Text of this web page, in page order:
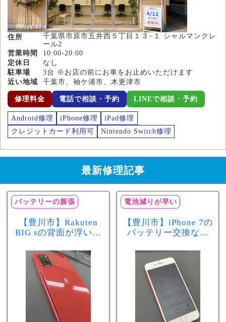
住所
千葉県市原市五井西５丁目１３−１ シャルマンクレ
ール2
営業時間
10:00-20:00
定休日
なし
駐車場
3台 ※お店の前にお車をお止めいただけます
近い地域
千葉市、袖ケ浦市、木更津市
修理料金 電話で相談・予約 LINEで相談・予約
Android修理 iPhone修理
iPad修理
クレジットカード利用可
Nintendo Switch修理
最新修理記事
バッテリーの膨張
【豊川市】Rakuten
BIG sの背面が浮いて
リー膨張のサインか
もしれません！バッ
テリー交換修理事例
電池減りが早い
【豊川市】iPhone 7の
バッテリー交換なら
最大容量70％で電池
の減りが早い症状も
当日60分で改善